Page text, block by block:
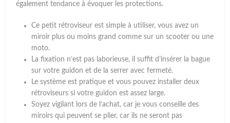
également tendance à évoquer les protections.
Ce petit rétroviseur est simple à utiliser, vous avez un
miroir plus ou moins grand comme sur un scooter ou une
moto.
La fixation n’est pas laborieuse, il suffit d’insérer la bague
sur votre guidon et de la serrer avec fermeté.
Le système est pratique et vous pouvez installer deux
rétroviseurs si votre guidon est assez large.
Soyez vigilant lors de l’achat, car je vous conseille des
miroirs qui peuvent se plier, car ils ne seront pas